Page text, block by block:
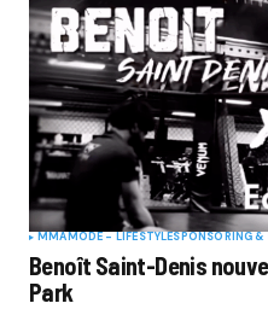
MMAMODE - LIFESTYLESPONSORING &
Benoît Saint-Denis
Park